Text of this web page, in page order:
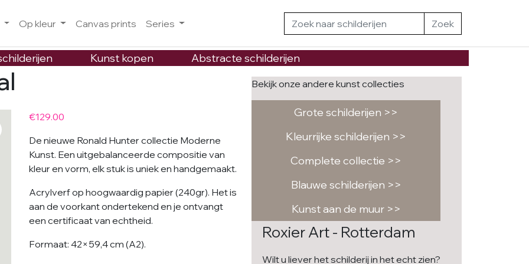
Op kleur Canvas prints Series Zoek
Kunst kopen Abstracte schilderijen
€129.00
De nieuwe Ronald Hunter collectie Moderne
Kunst. Een uitgebalanceerde compositie van
kleur en vorm, elk stuk is uniek en handgemaakt.
Acrylverf op hoogwaardig papier (240gr). Het is
aan de voorkant ondertekend en je ontvangt
een certificaat van echtheid.
Formaat: 42×59,4 cm (A2).
Bekijk onze andere kunst collecties
Grote schilderijen >>
Kleurrijke schilderijen >>
Complete collectie >>
Blauwe schilderijen >>
Kunst aan de muur >>
Roxier Art - Rotterdam
Wilt u liever het schilderij in het echt zien?